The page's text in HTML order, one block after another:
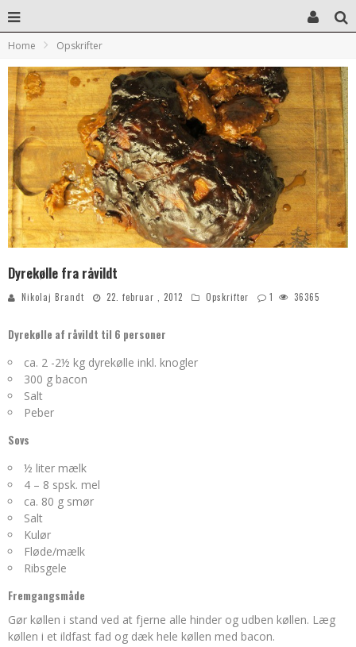
Home Opskrifter
Dyrekølle fra råvildt
Nikolaj Brandt 22. februar , 2012 Opskrifter 1 36365
Dyrekølle af råvildt til 6 personer
ca. 2 -2½ kg dyrekølle inkl. knogler
300 g bacon
Salt
Peber
Sovs
½ liter mælk
4 – 8 spsk. mel
ca. 80 g smør
Salt
Kulør
Fløde/mælk
Ribsgele
Fremgangsmåde
Gør køllen i stand ved at fjerne alle hinder og udben køllen. Læg
køllen i et ildfast fad og dæk hele køllen med bacon.